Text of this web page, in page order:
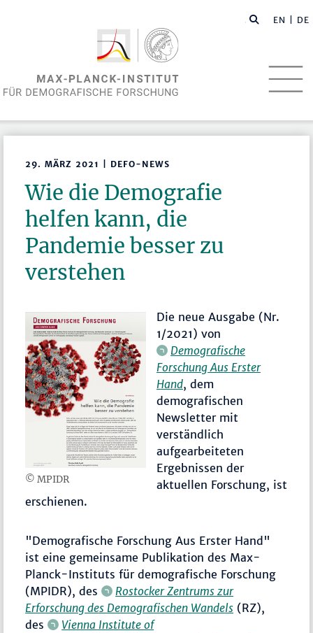
EN | DE
29. MÄRZ 2021 | DEFO-NEWS
Wie die Demografie
helfen kann, die
Pandemie besser zu
verstehen
© MPIDR
Die neue Ausgabe (Nr.
1/2021) von
Demografische
Forschung Aus Erster
Hand, dem
demografischen
Newsletter mit
verständlich
aufgearbeiteten
Ergebnissen der
aktuellen Forschung, ist
erschienen.
"Demografische Forschung Aus Erster Hand"
ist eine gemeinsame Publikation des Max-
Planck-Instituts für demografische Forschung
(MPIDR), des
Rostocker Zentrums zur
Erforschung des Demografischen Wandels (RZ),
des
Vienna Institute of